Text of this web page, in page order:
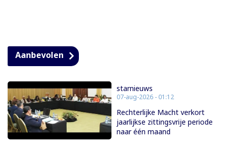
Aanbevolen
starnieuws
07-aug-2026 - 01:12
Rechterlijke Macht verkort
jaarlijkse zittingsvrije periode
naar één maand